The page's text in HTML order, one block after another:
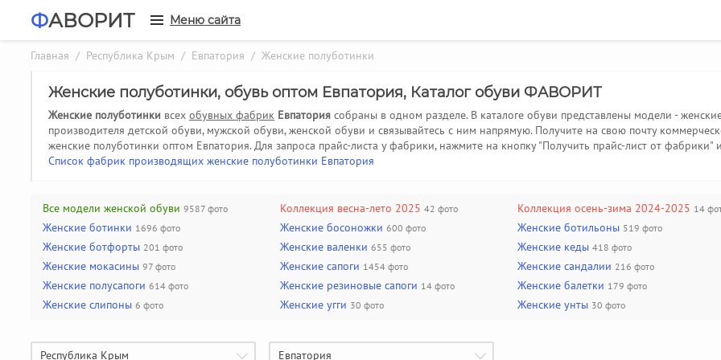
ФАВОРИТ Меню сайта
Главная / Республика Крым / Евпатория / Женские полуботинки
Женские полуботинки, обувь оптом Евпатория, Каталог обуви ФАВОРИТ
Женские полуботинки всех обувных фабрик Евпатория собраны в одном разделе. В каталоге обуви представлены модели -
производителя детской обуви, мужской обуви, женской обуви и связывайтесь с ним напрямую. Получите на свою почту
женские полуботинки оптом Евпатория. Для запроса прайс-листа у фабрики, нажмите на кнопку "Получить прайс-лист от фабрики"
Список фабрик производящих женские полуботинки Евпатория
Все модели женской обуви 9587 фото Коллекция весна-лето 2025 42 фото Коллекция осень-зима 2024-2025 14
Женские ботинки 1696 фото Женские босоножки 600 фото Женские ботильоны 519 фото
Женские ботфорты 201 фото Женские валенки 655 фото Женские кеды 418 фото
Женские мокасины 97 фото Женские сапоги 1454 фото Женские сандалии 216 фото
Женские полусапоги 614 фото Женские резиновые сапоги 14 фото Женские балетки 179 фото
Женские слипоны 6 фото Женские угги 30 фото Женские унты 30 фото
Республика Крым Евпатория